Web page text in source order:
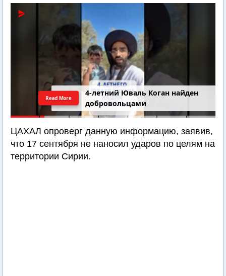
4-летний Юваль Коган найден
добровольцами
Read More
ЦАХАЛ опроверг данную информацию, заявив,
что 17 сентября не наносил ударов по целям на
территории Сирии.